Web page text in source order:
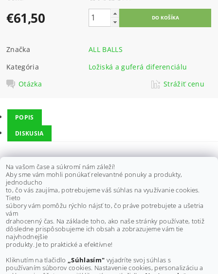
€61,50
Značka
ALL BALLS
Kategória
Ložiská a guferá diferenciálu
Otázka
Strážiť cenu
POPIS
DISKUSIA
differenciál:
YFB250FW Timberwolf 94-00,
YFM350FW Big Bear 87-97,
YFM400 Kodiak 4WD 93-98
Buďte prvý, kto napíše príspevok k tejto položke.
Na vašom čase a súkromí nám záleží!
Aby sme vám mohli ponúkať relevantné ponuky a produkty,
jednoducho
to, čo vás zaujíma, potrebujeme váš súhlas na využívanie cookies.
Tieto
súbory vám pomôžu rýchlo nájsť to, čo práve potrebujete a ušetria
vám
drahocenný čas. Na základe toho, ako naše stránky používate, totiž
dôsledne prispôsobujeme ich obsah a zobrazujeme vám tie
najvhodnejšie
produkty. Je to praktické a efektívne!
Kliknutím na tlačidlo „Súhlasím" vyjadríte svoj súhlas s
používaním súborov cookies. Nastavenie cookies, personalizáciu a